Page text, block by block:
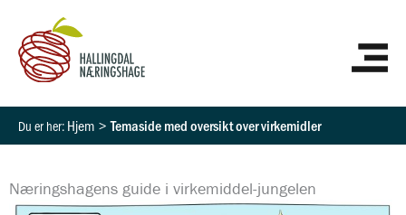
innholdet
Hjem Temaside med oversikt over virkemidler
Næringshagens guide i virkemiddel-jungelen